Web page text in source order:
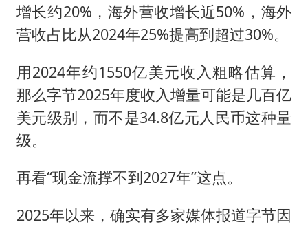
增长约20%，海外营收增长近50%，海外
营收占比从2024年25%提高到超过30%。
用2024年约1550亿美元收入粗略估算，
那么字节2025年度收入增量可能是几百亿
美元级别，而不是34.8亿元人民币这种量
级。
再看“现金流撑不到2027年”这点。
2025年以来，确实有多家媒体报道字节因